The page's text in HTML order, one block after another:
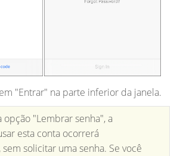
"Entrar" na parte inferior da janela.
opção "Lembrar senha", a
esta conta ocorrerá
solicitar uma senha. Se você